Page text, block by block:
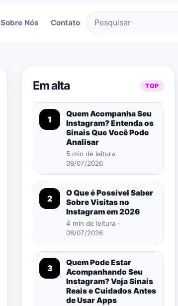
Sobre Nós Contato
Pesquisar
Em alta TOP
1
Quem Acompanha Seu
Instagram? Entenda os
Sinais Que Você Pode
Analisar
5 min de leitura ·
08/07/2026
2
O Que é Possível Saber
Sobre Visitas no
Instagram em 2026
4 min de leitura ·
08/07/2026
3
Quem Pode Estar
Acompanhando Seu
Instagram? Veja Sinais
Reais e Cuidados Antes
de Usar Apps